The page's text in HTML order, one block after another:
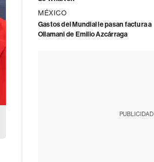
MÉXICO
Gastos del Mundial le pasan factura a
Ollamani de Emilio Azcárraga
PUBLICIDAD